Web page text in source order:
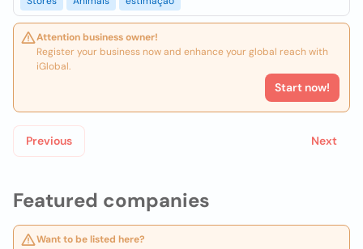
Featured companies
Want to be listed here?
Attention business owner!
Register your business now and enhance your global reach with
iGlobal.
Start now!
Previous Next